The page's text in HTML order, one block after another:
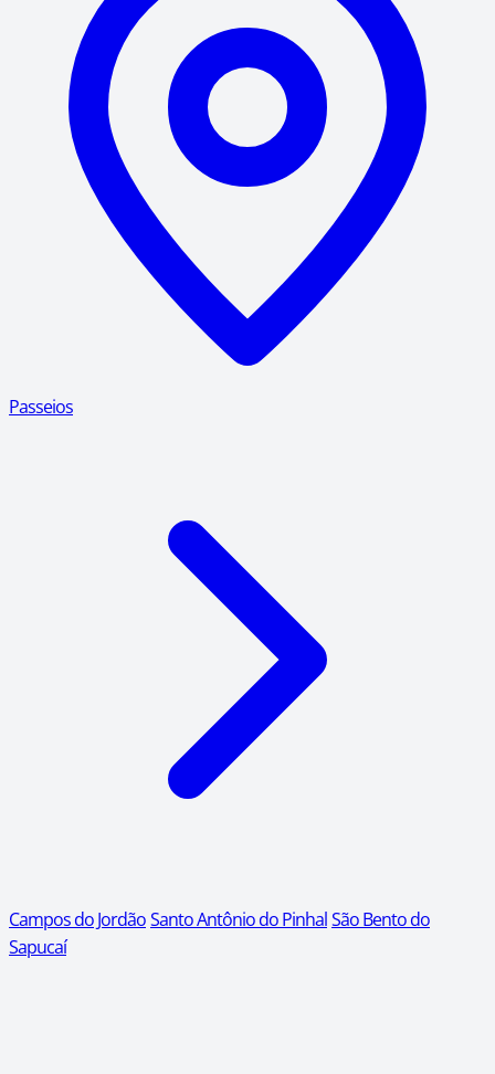
Passeios
Campos do JordãoSanto Antônio do PinhalSão Bento do
Sapucaí